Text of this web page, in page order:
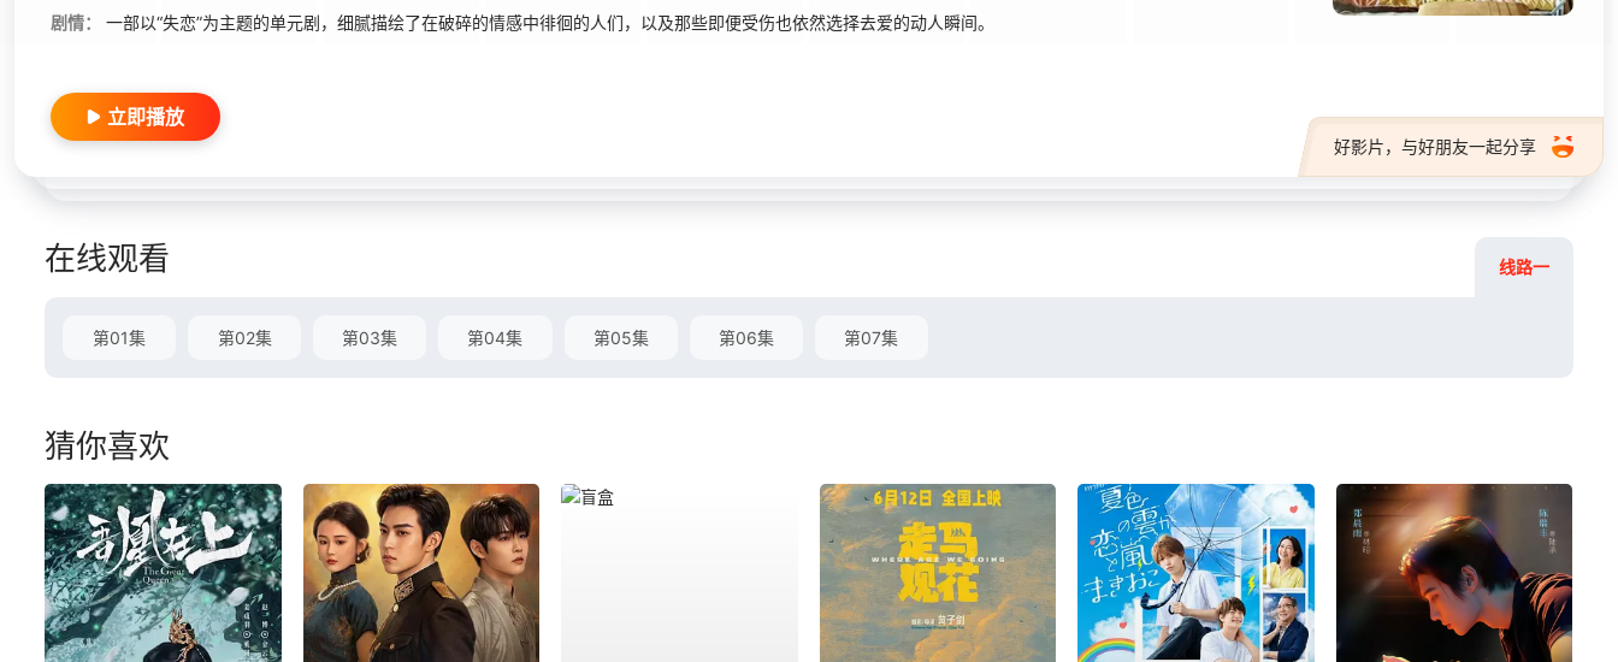
剧情：
一部以“失恋”为主题的单元剧，细腻描绘了在破碎的情感中徘徊的人们，以及那些即便受伤也依然选择去爱的动人瞬间。
好影片，与好朋友一起分享
立即播放
在线观看 线路一
第01集 第02集 第03集 第04集 第05集 第06集 第07集
猜你喜欢